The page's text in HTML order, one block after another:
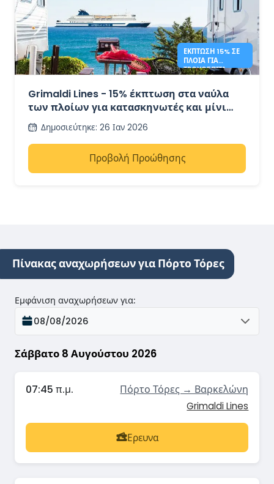
ΈΚΠΤΩΣΗ 15% ΣΕ
ΠΛΟΊΑ ΓΙΑ
ΤΡΟΧΌΣΠΙΤΑ –
Grimaldi Lines - 15% έκπτωση στα ναύλα
των πλοίων για κατασκηνωτές και μίνι
λεωφορεία
Δημοσιεύτηκε: 26 Ιαν 2026
Προβολή Προώθησης
Πίνακας αναχωρήσεων για Πόρτο Τόρες
Σάββατο 8 Αυγούστου 2026
Εμφάνιση αναχωρήσεων για:
08/08/2026
07:45 π.μ. Πόρτο Τόρες → Βαρκελώνη
Grimaldi Lines
Ερευνα